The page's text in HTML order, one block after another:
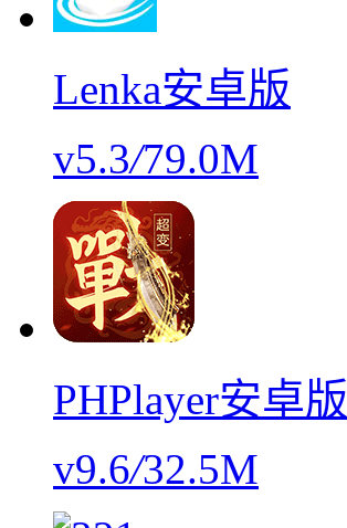
Lenka安卓版
v5.3/79.0M
PHPlayer安卓版
v9.6/32.5M